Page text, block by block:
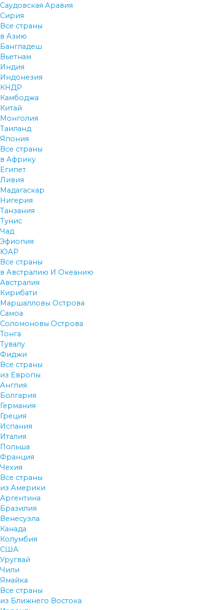
Саудовская Аравия
Сирия
Все страны
в Азию
Бангладеш
Вьетнам
Индия
Индонезия
КНДР
Камбоджа
Китай
Монголия
Таиланд
Япония
Все страны
в Африку
Египет
Ливия
Мадагаскар
Нигерия
Танзания
Тунис
Чад
Эфиопия
ЮАР
Все страны
в Австралию И Океанию
Австралия
Кирибати
Маршалловы Острова
Самоа
Соломоновы Острова
Тонга
Тувалу
Фиджи
Все страны
из Европы
Англия
Болгария
Германия
Греция
Испания
Италия
Польша
Франция
Чехия
Все страны
из Америки
Аргентина
Бразилия
Венесуэла
Канада
Колумбия
США
Уругвай
Чили
Ямайка
Все страны
из Ближнего Востока